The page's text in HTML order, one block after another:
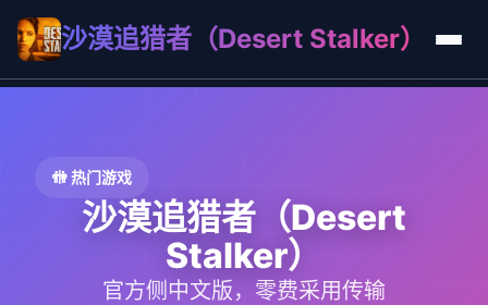
沙漠追猎者（Desert Stalker）
🚻 热门游戏
沙漠追猎者（Desert
Stalker）
官方侧中文版，零费采用传输